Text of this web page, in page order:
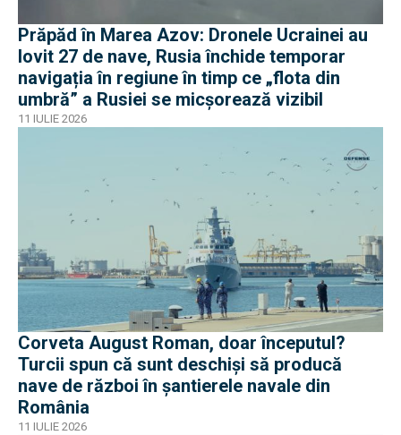
Prăpăd în Marea Azov: Dronele Ucrainei au
lovit 27 de nave, Rusia închide temporar
navigația în regiune în timp ce „flota din
umbră” a Rusiei se micșorează vizibil
11 IULIE 2026
Corveta August Roman, doar începutul?
Turcii spun că sunt deschiși să producă
nave de război în șantierele navale din
România
11 IULIE 2026